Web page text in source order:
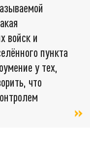
войск и
пункта
у тех,
что